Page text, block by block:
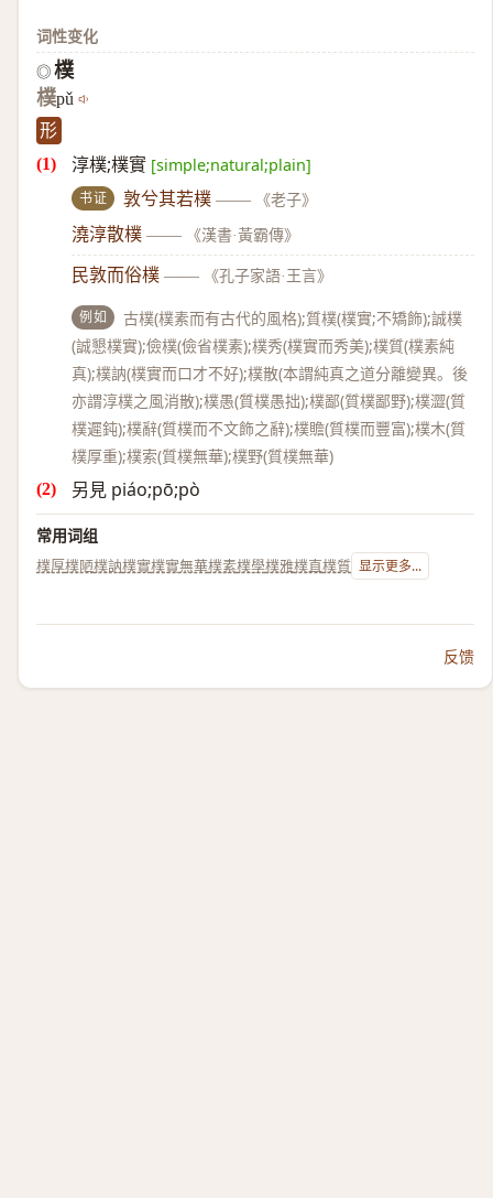
词性变化
◎ 樸
樸pǔ
形
淳樸;樸實 [simple;natural;plain]
书证 敦兮其若樸 —— 《老子》
澆淳散樸 —— 《漢書·黃霸傳》
民敦而俗樸 —— 《孔子家語·王言》
例如
古樸(樸素而有古代的風格);質樸(樸實;不矯飾);誠樸
(誠懇樸實);儉樸(儉省樸素);樸秀(樸實而秀美);樸質(樸素純
真);樸訥(樸實而口才不好);樸散(本謂純真之道分離變異。後
亦謂淳樸之風消散);樸愚(質樸愚拙);樸鄙(質樸鄙野);樸澀(質
樸遲鈍);樸辭(質樸而不文飾之辭);樸贍(質樸而豐富);樸木(質
樸厚重);樸索(質樸無華);樸野(質樸無華)
另見 piáo;pō;pò
常用词组
樸厚樸陋樸訥樸實樸實無華樸素樸學樸雅樸直樸質 显示更多...
反馈